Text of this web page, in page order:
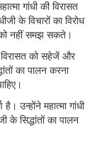
गांधी की विरासत
के विचारों का विरोध
नहीं समझ सकते।
विरासत को सहेजें और
का पालन करना
उन्होंने महात्मा गांधी
के सिद्धांतों का पालन